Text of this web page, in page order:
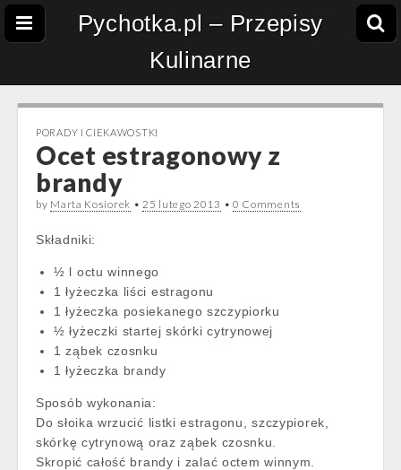
Pychotka.pl – Przepisy
Kulinarne
PORADY I CIEKAWOSTKI
Ocet estragonowy z
brandy
by Marta Kosiorek •25 lutego 2013 • 0 Comments
Składniki:
½ l octu winnego
1 łyżeczka liści estragonu
1 łyżeczka posiekanego szczypiorku
½ łyżeczki startej skórki cytrynowej
1 ząbek czosnku
1 łyżeczka brandy
Sposób wykonania:
Do słoika wrzucić listki estragonu, szczypiorek,
skórkę cytrynową oraz ząbek czosnku.
Skropić całość brandy i zalać octem winnym.